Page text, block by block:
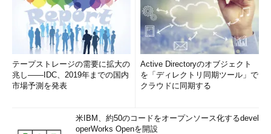
テープストレージの需要に拡大の
兆し――IDC、2019年までの国内
市場予測を発表
Active Directoryのオブジェクト
を「ディレクトリ同期ツール」で
クラウドに同期する
米IBM、約50のコードをオープンソース化するdevel
operWorks Openを開設